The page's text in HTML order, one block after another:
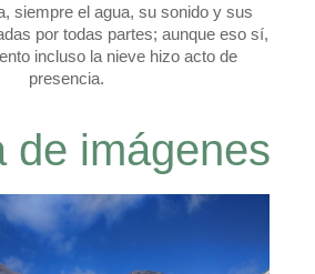
siempre el agua, su sonido y sus
por todas partes; aunque eso sí,
incluso la nieve hizo acto de
presencia.
de imágenes